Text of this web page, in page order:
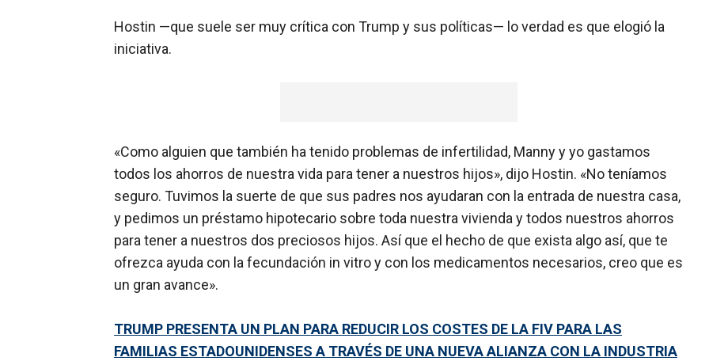
Hostin —que suele ser muy crítica con Trump y sus políticas— lo verdad es que elogió la
iniciativa.
«Como alguien que también ha tenido problemas de infertilidad, Manny y yo gastamos
todos los ahorros de nuestra vida para tener a nuestros hijos», dijo Hostin. «No teníamos
seguro. Tuvimos la suerte de que sus padres nos ayudaran con la entrada de nuestra casa,
y pedimos un préstamo hipotecario sobre toda nuestra vivienda y todos nuestros ahorros
para tener a nuestros dos preciosos hijos. Así que el hecho de que exista algo así, que te
ofrezca ayuda con la fecundación in vitro y con los medicamentos necesarios, creo que es
un gran avance».
TRUMP PRESENTA UN PLAN PARA REDUCIR LOS COSTES DE LA FIV PARA LAS
FAMILIAS ESTADOUNIDENSES A TRAVÉS DE UNA NUEVA ALIANZA CON LA INDUSTRIA